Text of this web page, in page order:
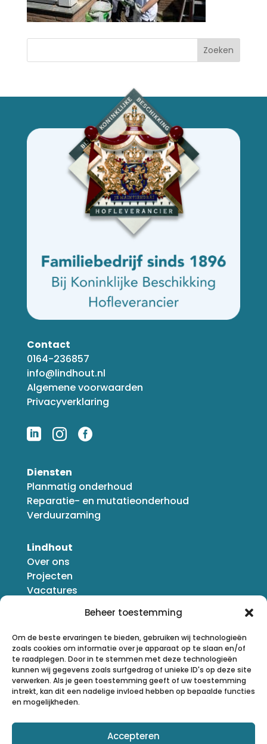
Beheer toestemming
Om de beste ervaringen te bieden, gebruiken wij technologieën
zoals cookies om informatie over je apparaat op te slaan en/of
te raadplegen. Door in te stemmen met deze technologieën
kunnen wij gegevens zoals surfgedrag of unieke ID's op deze site
verwerken. Als je geen toestemming geeft of uw toestemming
intrekt, kan dit een nadelige invloed hebben op bepaalde functies
en mogelijkheden.
Accepteren
Zoeken
Lindhout
Over ons
Projecten
Vacatures
Diensten
Planmatig onderhoud
Reparatie- en mutatieonderhoud
Verduurzaming
Contact
0164-236857
info@lindhout.nl
Algemene voorwaarden
Privacyverklaring
  